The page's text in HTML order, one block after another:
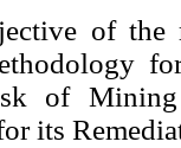
of
of
its